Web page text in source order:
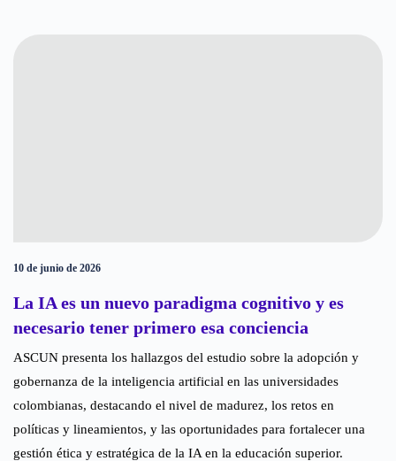
10 de junio de 2026
La IA es un nuevo paradigma cognitivo y es
necesario tener primero esa conciencia
ASCUN presenta los hallazgos del estudio sobre la adopción y
gobernanza de la inteligencia artificial en las universidades
colombianas, destacando el nivel de madurez, los retos en
políticas y lineamientos, y las oportunidades para fortalecer una
gestión ética y estratégica de la IA en la educación superior.